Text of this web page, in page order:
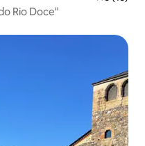
Rio Doce"